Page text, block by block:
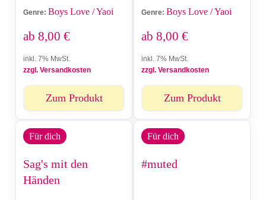
Genre: Boys Love / Yaoi
ab 8,00 €
inkl. 7% MwSt.
zzgl. Versandkosten
Zum Produkt
Genre: Boys Love / Yaoi
ab 8,00 €
inkl. 7% MwSt.
zzgl. Versandkosten
Zum Produkt
Für dich
Sag's mit den
Händen
Für dich
#muted